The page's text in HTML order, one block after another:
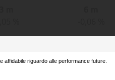
riguardo alle performance future.